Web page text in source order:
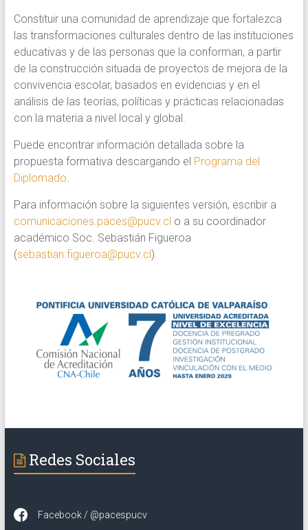
estrategias
formativas.
Programa
de
la
Pontificia
Universidad
Católica
Valparaíso
Constituir una comunidad de aprendizaje que fortalezca
las transformaciones culturales dentro de las instituciones
educativas y de las personas que la conforman, a partir
de la construcción situada de proyectos de mejora de la
convivencia escolar, basados en evidencias y en el
análisis de las teorías, políticas y prácticas relacionadas
con la materia a nivel local y global.
Puede encontrar información detallada sobre la
propuesta formativa descargando el Programa del
Diplomado.
Para información sobre la siguientes versión, escribir a
comunicaciones.paces@pucv.cl o a su coordinador
académico Soc. Sebastián Figueroa
(sebastian.figueroa@pucv.cl ).
Redes Sociales
Facebook / @pacespucv